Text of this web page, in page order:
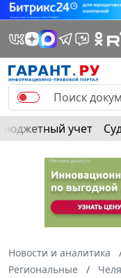
Бюджетный учет
Новости и аналитика
Региональные